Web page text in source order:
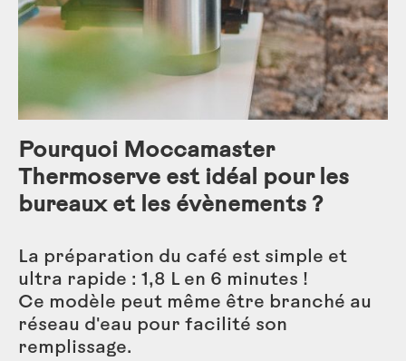
Pourquoi Moccamaster
Thermoserve est idéal pour les
bureaux et les évènements ?
La préparation du café est simple et
ultra rapide : 1,8 L en 6 minutes !
Ce modèle peut même être branché au
réseau d'eau pour facilité son
remplissage.